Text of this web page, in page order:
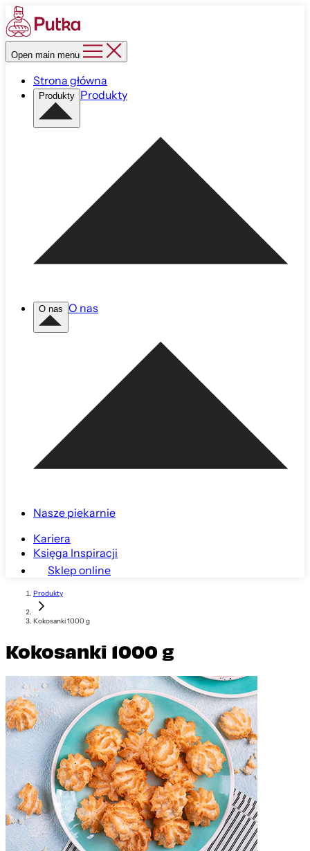
Open main menu
Strona główna
Produkty Produkty
O nas O nas
Nasze piekarnie
Kariera
Księga Inspiracji
Sklep online
Produkty
Kokosanki 1000 g
Kokosanki 1000 g